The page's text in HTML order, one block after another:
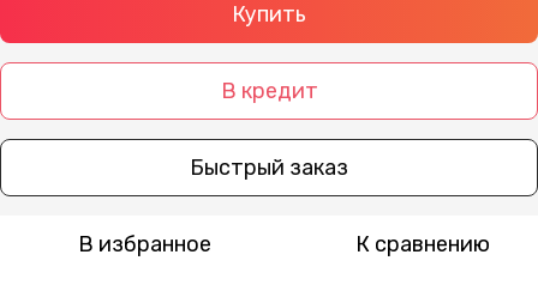
Купить
В кредит
Быстрый заказ
В избранное К сравнению